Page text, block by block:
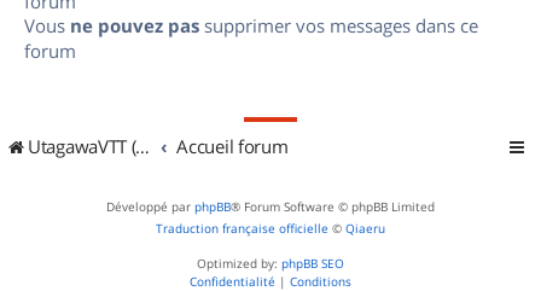
Vous ne pouvez pas supprimer vos messages dans ce
forum
UtagawaVTT (Randos VTT et VTTAE avec traces GPS) Accueil forum
Développé par phpBB® Forum Software © phpBB Limited
Traduction française officielle © Qiaeru
Optimized by: phpBB SEO
Confidentialité | Conditions